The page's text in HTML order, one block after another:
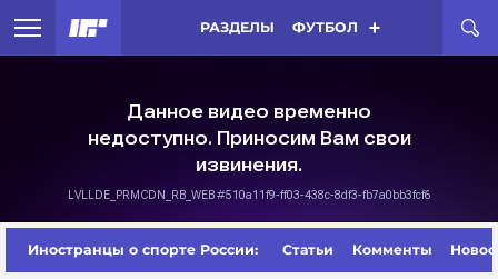
РАЗДЕЛЫ ФУТБОЛ
Иностранцы о спорте России: Статьи Комменты